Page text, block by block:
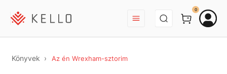
BEJELENTKEZÉS
0
Könyvek Az én Wrexham-sztorim